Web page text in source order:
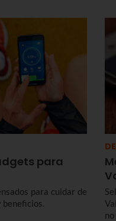
para
para cuidar de
beneficios.